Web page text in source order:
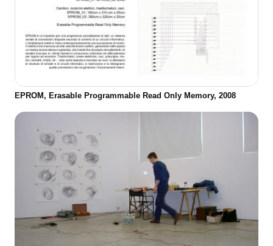
EPROM, Erasable Programmable Read Only Memory, 2008